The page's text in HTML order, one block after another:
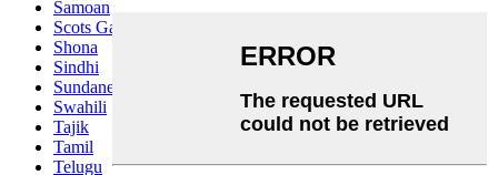
Samoan
Scots Gaelic
Shona
Sindhi
Sundanese
Swahili
Tajik
Tamil
Telugu